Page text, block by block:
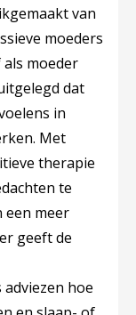
van
moeders
moeder
dat
in
Met
therapie
te
een meer
geeft de
hoe